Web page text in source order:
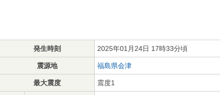
発生時刻 2025年01月24日 17時33分頃
震源地 福島県会津
最大震度 震度1